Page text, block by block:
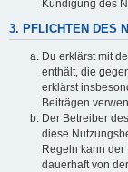
Kündigung des
3. PFLICHTEN DES
Du erklärst mit
enthält, die
erklärst
Beiträgen
Der Betreiber
diese
Regeln kann der
dauerhaft von